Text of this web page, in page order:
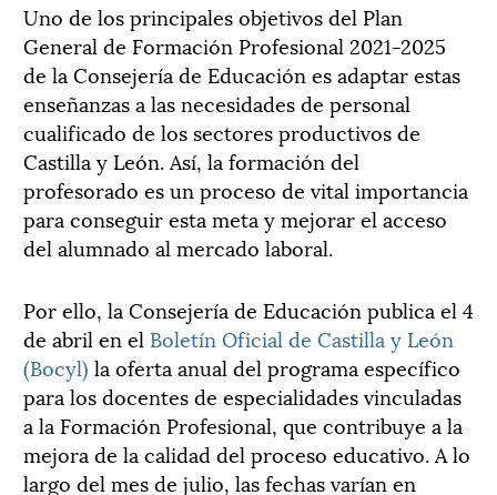
Uno de los principales objetivos del Plan
General de Formación Profesional 2021-2025
de la Consejería de Educación es adaptar estas
enseñanzas a las necesidades de personal
cualificado de los sectores productivos de
Castilla y León. Así, la formación del
profesorado es un proceso de vital importancia
para conseguir esta meta y mejorar el acceso
del alumnado al mercado laboral.
Por ello, la Consejería de Educación publica el 4
de abril en el Boletín Oficial de Castilla y León
(Bocyl) la oferta anual del programa específico
para los docentes de especialidades vinculadas
a la Formación Profesional, que contribuye a la
mejora de la calidad del proceso educativo. A lo
largo del mes de julio, las fechas varían en